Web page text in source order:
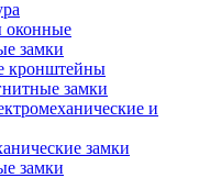
замки
кронштейны
замки
и
замки
замки